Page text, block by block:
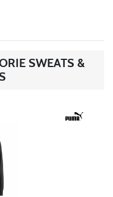
SWEATS &